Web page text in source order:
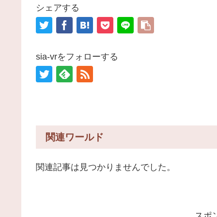
シェアする
sia-vrをフォローする
関連ワールド
関連記事は見つかりませんでした。